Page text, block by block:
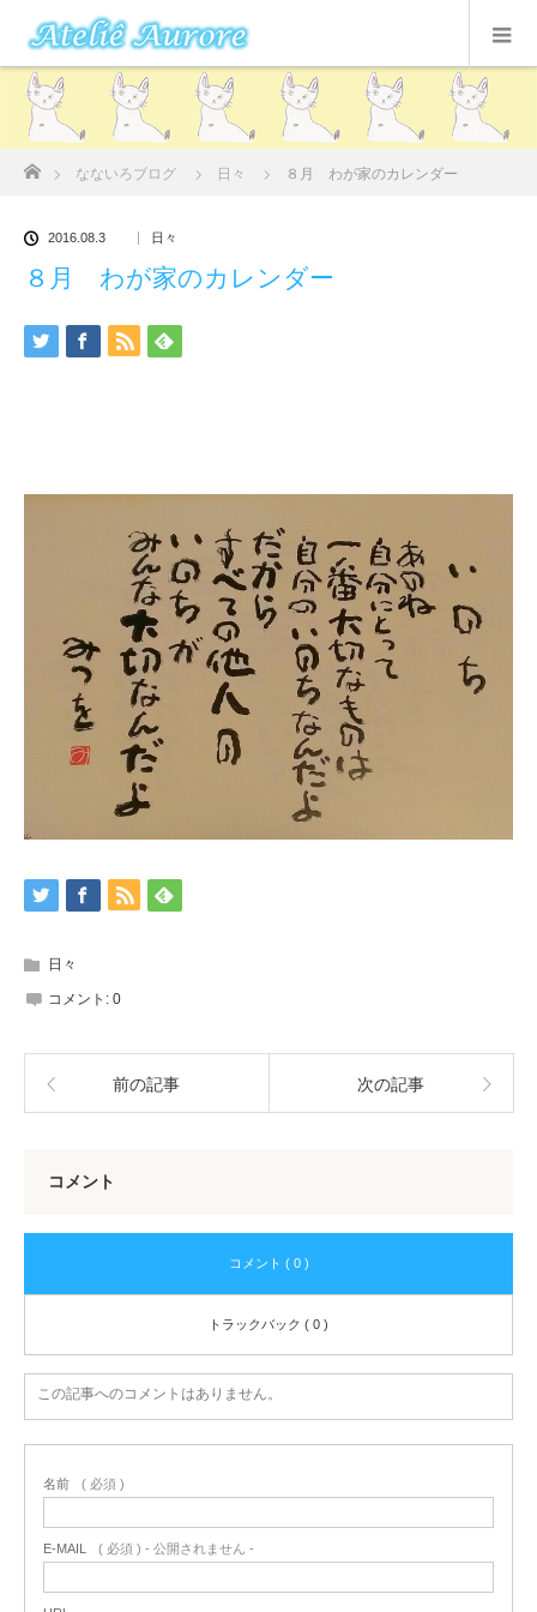
ホーム
なないろブログ 日々 ８月 わが家のカレンダー
2016.08.3 日々
８月 わが家のカレンダー
日々
コメント: 0
前の記事 次の記事
コメント
コメント ( 0 )
トラックバック ( 0 )
この記事へのコメントはありません。
名前 ( 必須 )
E-MAIL ( 必須 ) - 公開されません -